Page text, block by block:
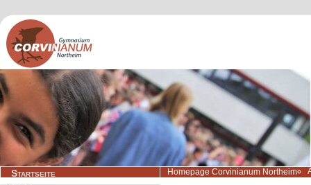
Navigation
überspringen
Startseite
Homepage Corvinianum Northeim